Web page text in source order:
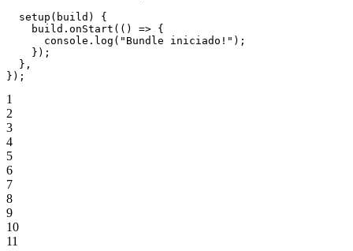
  setup
( build ) {
    build.
onStart (() => {
      console.
log ( "Bundle iniciado!" );
    });
  },
});
1
2
3
4
5
6
7
8
9
10
11